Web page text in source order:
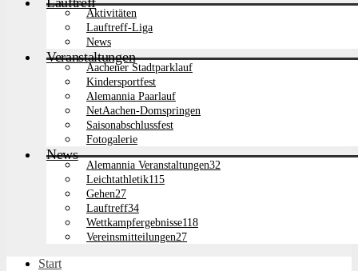
Aktivitäten
Lauftreff-Liga
News
Veranstaltungen
Aachener Stadtparklauf
Kindersportfest
Alemannia Paarlauf
NetAachen-Domspringen
Saisonabschlussfest
Fotogalerie
News
Alemannia Veranstaltungen32
Leichtathletik115
Gehen27
Lauftreff34
Wettkampfergebnisse118
Vereinsmitteilungen27
Start